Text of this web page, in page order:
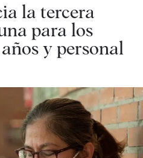
la tercera
para los
y personal